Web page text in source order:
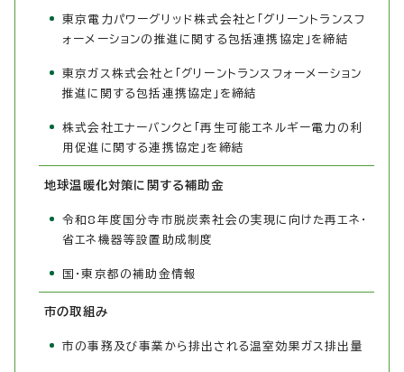
東京電力パワーグリッド株式会社と「グリーントランスフ
ォーメーションの推進に関する包括連携協定」を締結
東京ガス株式会社と「グリーントランスフォーメーション
推進に関する包括連携協定」を締結
株式会社エナーバンクと「再生可能エネルギー電力の利
用促進に関する連携協定」を締結
地球温暖化対策に関する補助金
令和8年度国分寺市脱炭素社会の実現に向けた再エネ・
省エネ機器等設置助成制度
国・東京都の補助金情報
市の取組み
市の事務及び事業から排出される温室効果ガス排出量